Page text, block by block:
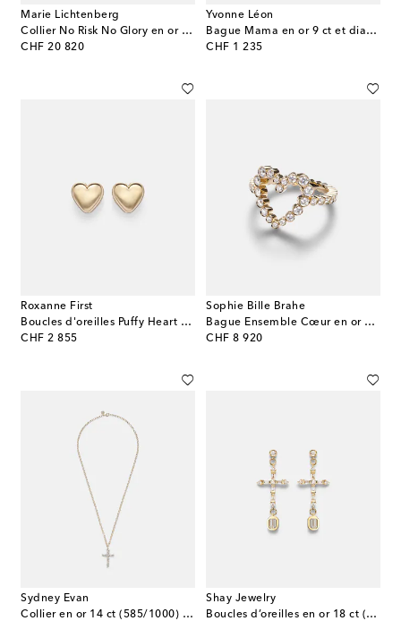
Marie Lichtenberg
Collier No Risk No Glory en or 18 ct et diamants
CHF 20 820
original price
Yvonne Léon
Bague Mama en or 9 ct et diamants
CHF 1 235
original price
Roxanne First
Boucles d'oreilles Puffy Heart en or 14 ct
CHF 2 855
original price
Sophie Bille Brahe
Bague Ensemble Cœur en or 18 ct et diamants
CHF 8 920
original price
Sydney Evan
Collier en or 14 ct (585/1000) avec diamants
Shay Jewelry
Boucles d’oreilles en or 18 ct (750/1000) avec diamants